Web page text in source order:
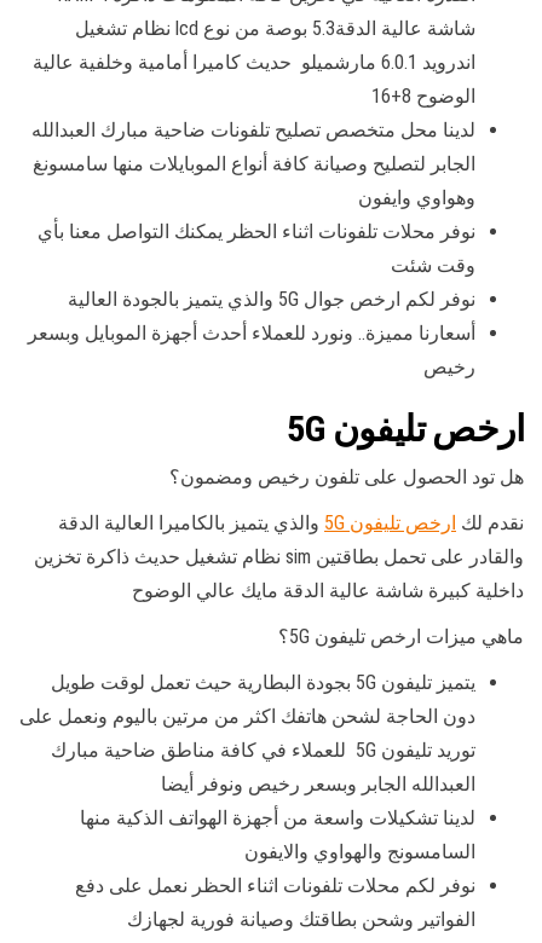
شاشة عالية الدقة5.3 بوصة من نوع lcd نظام تشغيل
اندرويد 6.0.1 مارشميلو حديث كاميرا أمامية وخلفية عالية
الوضوح 8+16
لدينا محل متخصص تصليح تلفونات ضاحية مبارك العبدالله
الجابر لتصليح وصيانة كافة أنواع الموبايلات منها سامسونغ
وهواوي وايفون
نوفر محلات تلفونات اثناء الحظر يمكنك التواصل معنا بأي
وقت شئت
نوفر لكم ارخص جوال 5G والذي يتميز بالجودة العالية
أسعارنا مميزة.. ونورد للعملاء أحدث أجهزة الموبايل وبسعر
رخيص
ارخص تليفون 5G
هل تود الحصول على تلفون رخيص ومضمون؟
نقدم لك ارخص تليفون 5G
والذي يتميز بالكاميرا العالية الدقة
والقادر على تحمل بطاقتين sim نظام تشغيل حديث ذاكرة تخزين
داخلية كبيرة شاشة عالية الدقة مايك عالي الوضوح
ماهي ميزات ارخص تليفون 5G؟
يتميز تليفون 5G بجودة البطارية حيث تعمل لوقت طويل
دون الحاجة لشحن هاتفك اكثر من مرتين باليوم ونعمل على
توريد تليفون 5G للعملاء في كافة مناطق ضاحية مبارك
العبدالله الجابر وبسعر رخيص ونوفر أيضا
لدينا تشكيلات واسعة من أجهزة الهواتف الذكية منها
السامسونج والهواوي والايفون
نوفر لكم محلات تلفونات اثناء الحظر نعمل على دفع
الفواتير وشحن بطاقتك وصيانة فورية لجهازك